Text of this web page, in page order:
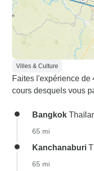
Villes & Culture
Faites l'expérience de
cours desquels vous
Bangkok
65 mi
Kanchanaburi
65 mi